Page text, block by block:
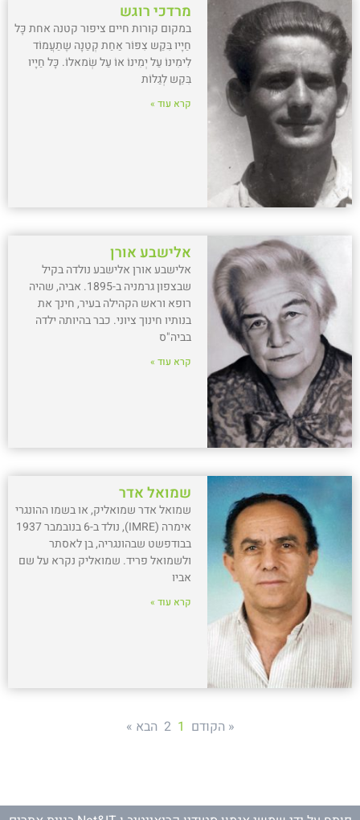
מרדכי רוגש
במקום קורות חיים ציפור קטנה אחת כָּל
חַיָיו בִּקֵש צִפּוֹר אַחַת קְטַנָה שֶתַעֲמוֹד
לִימִינוֹ עַל יְמִינוֹ אוֹ עַל שְׂמאלוֹ. כָּל חַיָיו
בִּקֵש לְגַלוֹת
קרא עוד »
אלישבע אורן
אלישבע אורן אלישבע נולדה בקיל
שבצפון גרמניה ב-1895. אביה, שהיה
רופא וראש הקהילה בעיר, חינך את
בנותיו חינוך ציוני. כבר בהיותה ילדה
בביה"ס
קרא עוד »
שמואל אדר
שמואל אדר שמואליק, או בשמו ההונגרי
אימרה (IMRE), נולד ב-6 בנובמבר 1937
בבודפשט שבהונגריה, בן לאסתר
ולשמואל פריד. שמואליק נקרא על שם
אביו
קרא עוד »
« הקודם 1
2 הבא »